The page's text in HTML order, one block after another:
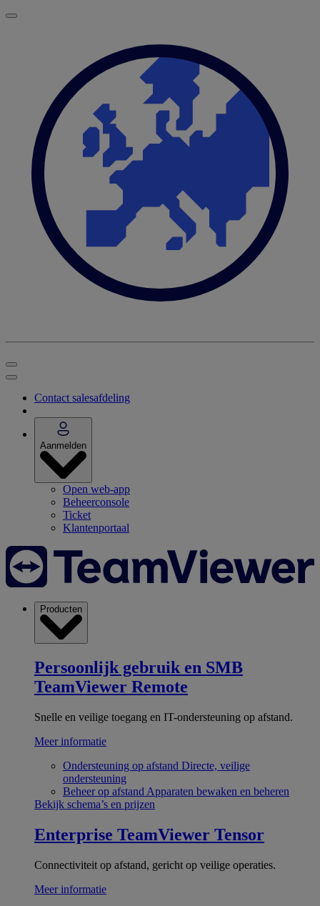
Contact salesafdeling
Aanmelden
Open web-app
Beheerconsole
Ticket
Klantenportaal
Producten
Persoonlijk gebruik en SMB
TeamViewer Remote
Snelle en veilige toegang en IT-ondersteuning op afstand.
Meer informatie
Ondersteuning op afstand Directe, veilige
ondersteuning
Beheer op afstand Apparaten bewaken en beheren
Bekijk schema’s en prijzen
Enterprise TeamViewer Tensor
Connectiviteit op afstand, gericht op veilige operaties.
Meer informatie